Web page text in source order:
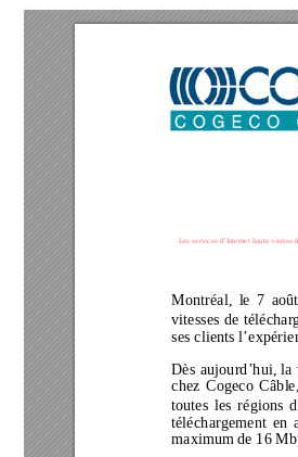
Les services d’Internet haute vitesse
Montréal, le 7
vitesses de
ses clients
Dès aujourd’hui,
chez Cogeco
toutes les régions
téléchargement
maximum de 16